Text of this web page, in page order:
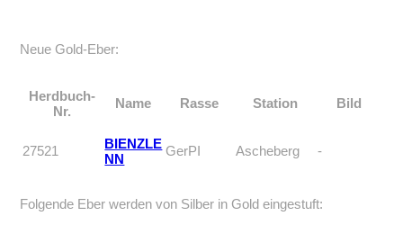
Neue Gold-Eber:
Herdbuch-
Nr.
Name Rasse Station Bild
27521
BIENZLE
NN
GerPI Ascheberg -
Folgende Eber werden von Silber in Gold eingestuft: